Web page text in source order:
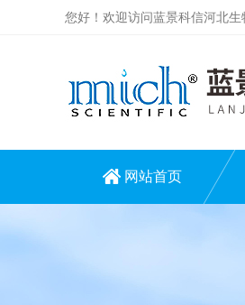
您好！欢迎访问蓝景科信河北生
网站首页